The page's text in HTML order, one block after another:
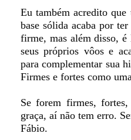
Eu também acredito que
base sólida acaba por
firme, mas além disso,
seus próprios vôos e
para complementar sua
Firmes e fortes como
Se forem firmes,
graça, aí não tem erro.
Fábio.